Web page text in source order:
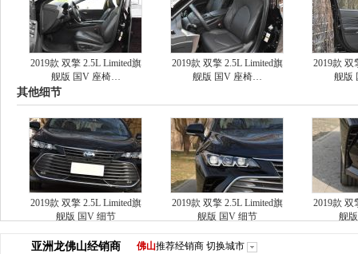
2019款 双擎 2.5L Limited旗
舰版 国V 座椅…
2019款 双擎 2.5L Limited旗
舰版 国V 座椅…
2019款 双
舰版
其他细节
2019款 双擎 2.5L Limited旗
舰版 国V 细节
2019款 双擎 2.5L Limited旗
舰版 国V 细节
2019款 双
舰
亚洲龙佛山经销商 佛山推荐经销商 切换城市